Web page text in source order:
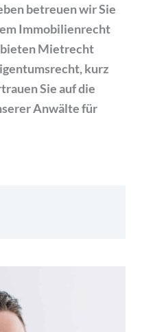
betreuen wir Sie
Immobilienrecht
Mietrecht
kurz
Sie auf die
Anwälte für